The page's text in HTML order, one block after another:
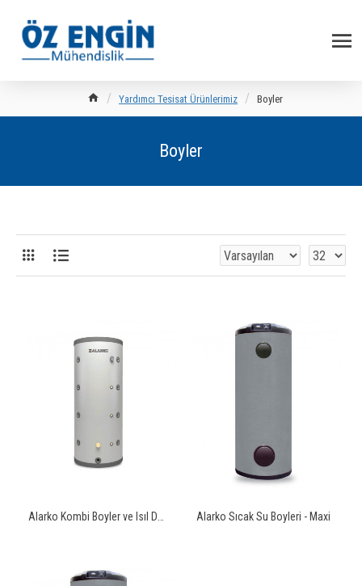
Yardımcı Tesisat Ürünlerimiz Boyler
Boyler
Alarko Sıcak Su Boyleri - Maxi